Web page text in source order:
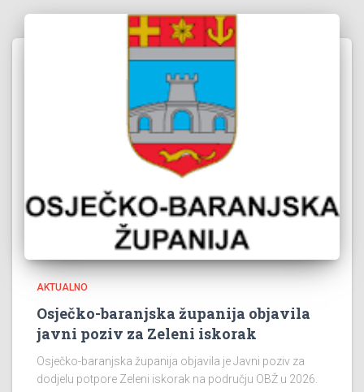
AKTUALNO
Osječko-baranjska županija objavila
javni poziv za Zeleni iskorak
Osječko-baranjska županija objavila je Javni poziv za
dodjelu potpore Zeleni iskorak na području OBŽ u 2026.